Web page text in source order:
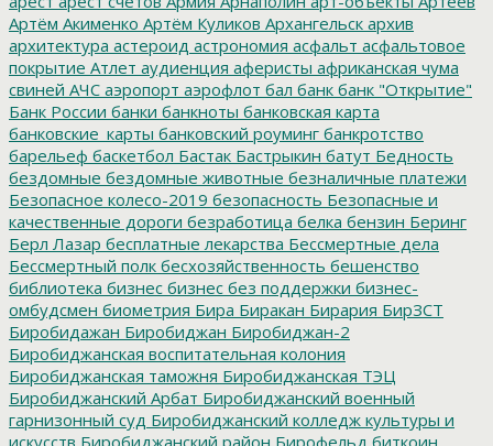
Артём Акименко Артём Куликов Архангельск архив
архитектура астероид астрономия асфальт асфальтовое
покрытие Атлет аудиенция аферисты африканская чума
свиней АЧС аэропорт аэрофлот бал банк банк "Открытие"
Банк России банки банкноты банковская карта
банковские_карты банковский роуминг банкротство
барельеф баскетбол Бастак Бастрыкин батут Бедность
бездомные бездомные животные безналичные платежи
Безопасное колесо-2019 безопасность Безопасные и
качественные дороги безработица белка бензин Беринг
Берл Лазар бесплатные лекарства Бессмертные дела
Бессмертный полк бесхозяйственность бешенство
библиотека бизнес бизнес без поддержки бизнес-
омбудсмен биометрия Бира Биракан Бирария БирЗСТ
Биробидажан Биробиджан Биробиджан-2
Биробиджанская воспитательная колония
Биробиджанская таможня Биробиджанская ТЭЦ
Биробиджанский Арбат Биробиджанский военный
гарнизонный суд Биробиджанский колледж культуры и
искусств Биробиджанский район Бирофельд биткоин